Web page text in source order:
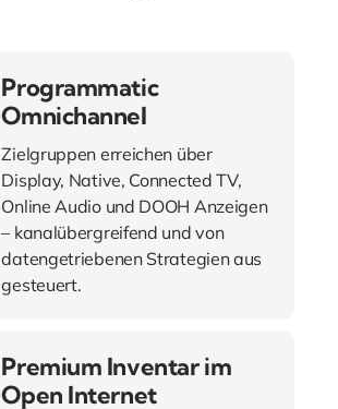
Programmatic
Omnichannel
Zielgruppen erreichen über
Display, Native, Connected TV,
Online Audio und DOOH Anzeigen
– kanalübergreifend und von
datengetriebenen Strategien aus
gesteuert.
Premium Inventar im
Open Internet